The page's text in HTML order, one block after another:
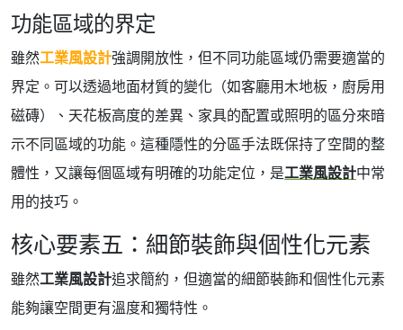
功能區域的界定
雖然工業風設計強調開放性，但不同功能區域仍需要適當的
界定。可以透過地面材質的變化（如客廳用木地板，廚房用
磁磚）、天花板高度的差異、家具的配置或照明的區分來暗
示不同區域的功能。這種隱性的分區手法既保持了空間的整
體性，又讓每個區域有明確的功能定位，是工業風設計中常
用的技巧。
核心要素五：細節裝飾與個性化元素
雖然工業風設計追求簡約，但適當的細節裝飾和個性化元素
能夠讓空間更有溫度和獨特性。